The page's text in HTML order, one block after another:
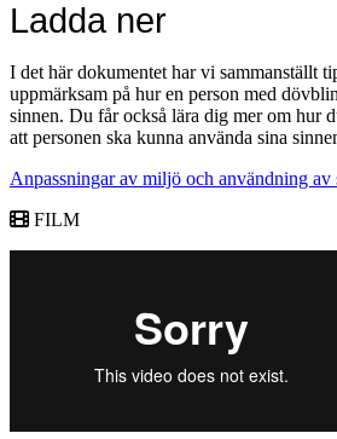
Ladda ner
I det här dokumentet har vi sammanställt
uppmärksam på hur en person med
sinnen. Du får också lära dig mer om hur
att personen ska kunna använda sina
Anpassningar av miljö och användning av
FILM